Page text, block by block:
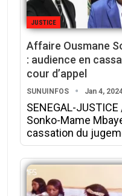
JUSTICE
Affaire Ousmane
: audience en
cour d’appel
SUNUINFOS Jan 4,
SENEGAL-
Sonko-Mame
cassation du